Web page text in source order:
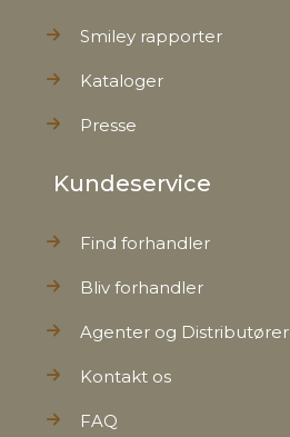
Smiley rapporter
Kataloger
Presse
Kundeservice
Find forhandler
Bliv forhandler
Agenter og Distributører
Kontakt os
FAQ